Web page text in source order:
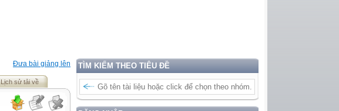
TÌM KIẾM THEO TIÊU ĐỀ
Đưa bài giảng lên
Lịch sử tải về